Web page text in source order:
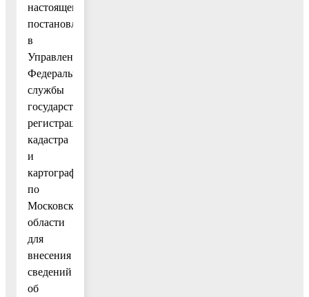
настоящего
постановления
в
Управление
Федеральной
службы
государственной
регистрации,
кадастра
и
картографии
по
Московской
области
для
внесения
сведений
об